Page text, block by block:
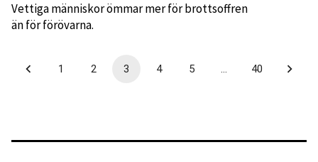
Vettiga människor ömmar mer för brottsoffren
än för förövarna.
1 2 3 4 5 40